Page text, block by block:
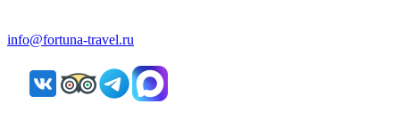
info@fortuna-travel.ru